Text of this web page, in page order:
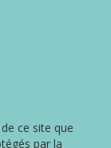
ce site que
par la